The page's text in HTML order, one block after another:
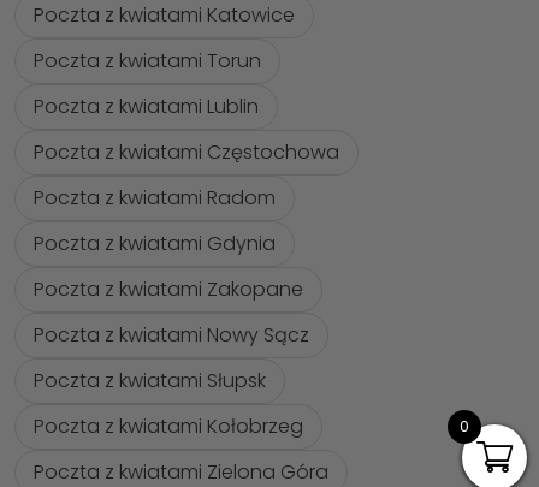
Poczta z kwiatami Katowice
Poczta z kwiatami Torun
Poczta z kwiatami Lublin
Poczta z kwiatami Częstochowa
Poczta z kwiatami Radom
Poczta z kwiatami Gdynia
Poczta z kwiatami Zakopane
Poczta z kwiatami Nowy Sącz
Poczta z kwiatami Słupsk
Poczta z kwiatami Kołobrzeg
Poczta z kwiatami Zielona Góra
0